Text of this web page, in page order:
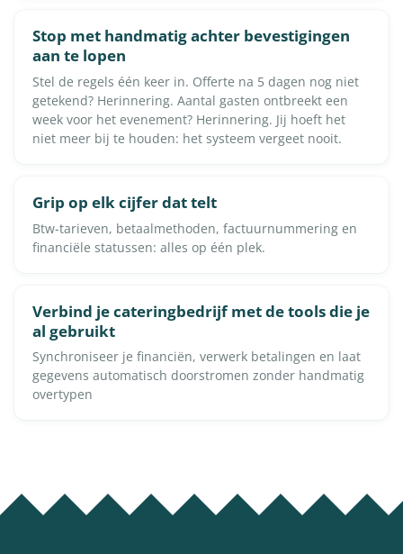
Stop met handmatig achter bevestigingen
aan te lopen
Stel de regels één keer in. Offerte na 5 dagen nog niet
getekend? Herinnering. Aantal gasten ontbreekt een
week voor het evenement? Herinnering. Jij hoeft het
niet meer bij te houden: het systeem vergeet nooit.
Grip op elk cijfer dat telt
Btw-tarieven, betaalmethoden, factuurnummering en
financiële statussen: alles op één plek.
Verbind je cateringbedrijf met de tools die je
al gebruikt
Synchroniseer je financiën, verwerk betalingen en laat
gegevens automatisch doorstromen zonder handmatig
overtypen